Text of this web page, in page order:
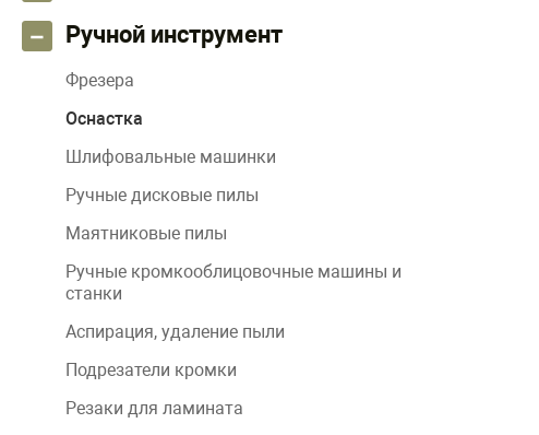
Ручной инструмент
Фрезера
Оснастка
Шлифовальные машинки
Ручные дисковые пилы
Маятниковые пилы
Ручные кромкооблицовочные машины и
станки
Аспирация, удаление пыли
Подрезатели кромки
Резаки для ламината